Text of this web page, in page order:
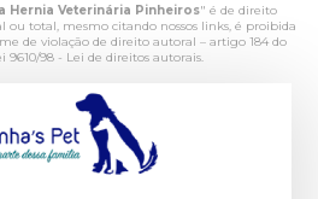
Hernia Veterinária Pinheiros" é de direito
ou total, mesmo citando nossos links, é proibida
de violação de direito autoral – artigo 184 do
9610/98 - Lei de direitos autorais.